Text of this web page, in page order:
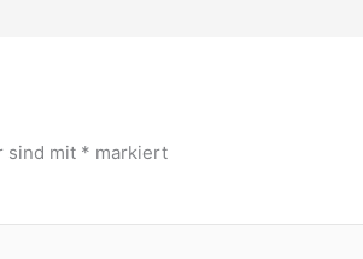
sind mit * markiert